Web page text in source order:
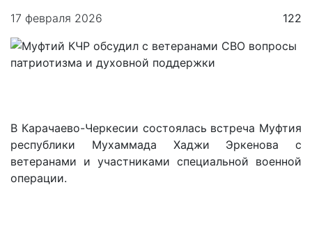
17 февраля 2026 122
В Карачаево-Черкесии состоялась встреча Муфтия
республики Мухаммада Хаджи Эркенова с
ветеранами и участниками специальной военной
операции.